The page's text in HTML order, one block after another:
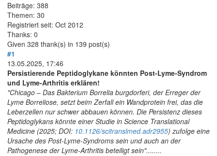
Beiträge: 388
Themen: 30
Registriert seit: Oct 2012
Thanks: 0
Given 328 thank(s) in 139 post(s)
#1
13.05.2025, 17:46
Persistierende Peptidoglykane könnten Post-Lyme-Syndrom
und Lyme-Arthritis erklären!
"Chicago – Das Bakterium Borrelia burgdorferi, der Erreger der
Lyme Borreliose, setzt beim Zerfall ein Wandprotein frei, das die
Leberzellen nur schwer abbauen können. Die Persistenz dieses
Peptidoglykans könnte einer Studie in Science Translational
Medicine (2025; DOI: 10.1126/scitranslmed.adr2955) zufolge eine
Ursache des Post-Lyme-Syndroms sein und auch an der
Pathogenese der Lyme-Arthritis beteiligt sein"........